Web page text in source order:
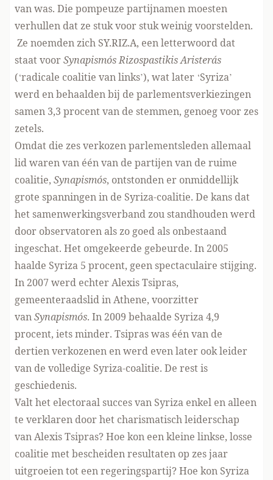
van was. Die pompeuze partijnamen moesten
verhullen dat ze stuk voor stuk weinig voorstelden.
Ze noemden zich SY.RIZ.A, een letterwoord dat
staat voorSynapismós Rizospastikis Aristerás
(‘radicale coalitie van links’), wat later ‘Syriza’
werd en behaalden bij de parlementsverkiezingen
samen 3,3 procent van de stemmen, genoeg voor zes
zetels.
Omdat die zes verkozen parlementsleden allemaal
lid waren van één van de partijen van de ruime
coalitie, Synapismós, ontstonden er onmiddellijk
grote spanningen in de Syriza-coalitie. De kans dat
het samenwerkingsverband zou standhouden werd
door observatoren als zo goed als onbestaand
ingeschat. Het omgekeerde gebeurde. In 2005
haalde Syriza 5 procent, geen spectaculaire stijging.
In 2007 werd echter Alexis Tsipras,
gemeenteraadslid in Athene, voorzitter
vanSynapismós. In 2009 behaalde Syriza 4,9
procent, iets minder. Tsipras was één van de
dertien verkozenen en werd even later ook leider
van de volledige Syriza-coalitie. De rest is
geschiedenis.
Valt het electoraal succes van Syriza enkel en alleen
te verklaren door het charismatisch leiderschap
van Alexis Tsipras? Hoe kon een kleine linkse, losse
coalitie met bescheiden resultaten op zes jaar
uitgroeien tot een regeringspartij? Hoe kon Syriza